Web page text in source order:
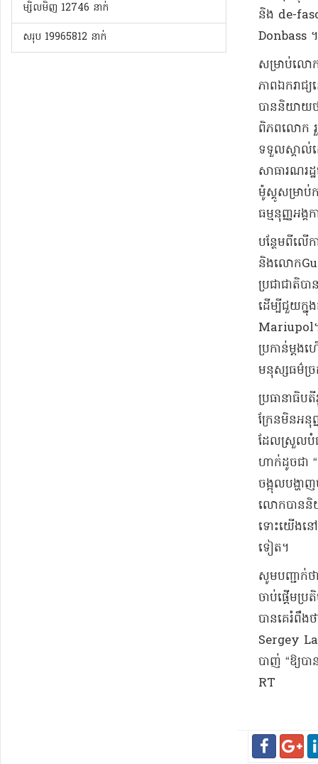
ម្សិលមិញ 12746 នាក់
សរុប 19965812 នាក់
និង de-
Donbass
សម្រាប់​លោ
ភាព​ឯករា
បាន​និយាយ
ពិភពលោក រួ
ទទួលស្គាល់​ដ
សាធារណរដ្
ម៉ូស្គូ​សម្រាប់​
ធម្មនុញ្ញ​អង្
បន្ថែម​ពីលើ​
និង​លោក​
ប្រជាជាតិ​ប
ដើម្បី​ជួយ​ក្
Mariupol​។​
ប្រកាន់​ម្តង​
មនុស្សធម៌​ច្រ
ប្រធានាធិ
ក្រែ​ន​មិន​អនុ
ដែល​ស្រួល​បំ
ហាក់ដូចជា
ចង្អុល​បង្ហ
លោក​បាន​និយ
ទោះ​យើង​ន
ទៀត​។​
សូមបញ្ជាក់
ចាប់ផ្តើម​ប្
បាន​គេ​រំពឹង
Sergey
បាញ់ “​ឱ្យប
RT